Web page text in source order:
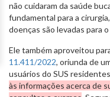
não cuidaram da saúde
fundamental para a
doenças são levadas para
Ele também aproveitou
11.411/2022, oriunda de
usuários do SUS
às informações acerca de